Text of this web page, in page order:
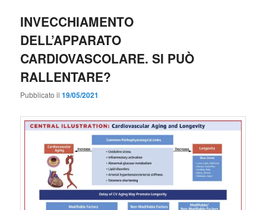
INVECCHIAMENTO
DELL’APPARATO
CARDIOVASCOLARE. SI PUÒ
RALLENTARE?
Pubblicato il19/05/2021